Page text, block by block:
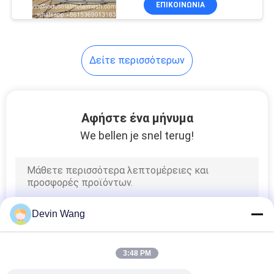
μεταλλείας
ενωμένα στενά
καλάθια gabion
πτηνών
ΕΠΙΚΟΙΝΩΝΊΑ
Δείτε περισσότερων
Αφήστε ένα μήνυμα
We bellen je snel terug!
Devin Wang
3:48 PM